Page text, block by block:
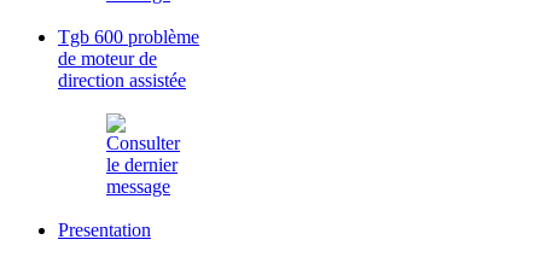
Tgb 600 problème
de moteur de
direction assistée
Presentation